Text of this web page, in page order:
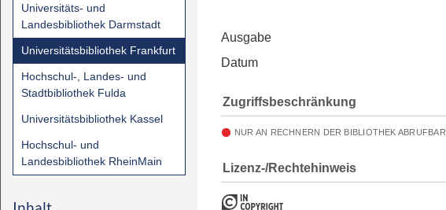
Universitäts- und
Landesbibliothek Darmstadt
Universitätsbibliothek Frankfurt
Hochschul-, Landes- und
Stadtbibliothek Fulda
Universitätsbibliothek Kassel
Hochschul- und
Landesbibliothek RheinMain
Ausgabe
Datum
Zugriffsbeschränkung
NUR AN RECHNERN DER BIBLIOTHEK ABRUFBAR
Lizenz-/Rechtehinweis